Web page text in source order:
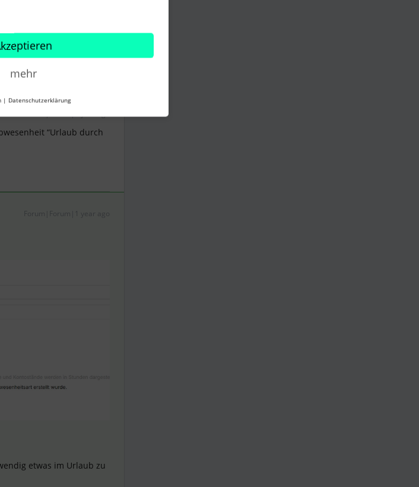
“Urlaub durch
etwas im Urlaub zu
mehr
| Datenschutzerklärung